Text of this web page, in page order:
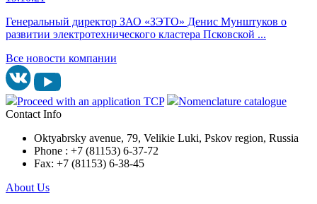
Генеральный директор ЗАО «ЗЭТО» Денис Мунштуков о
развитии электротехнического кластера Псковской ...
Все новости компании
Proceed with an application TCP
Nomenclature catalogue
Contact Info
Oktyabrsky avenue, 79, Velikie Luki, Pskov region, Russia
Phone : +7 (81153) 6-37-72
Fax: +7 (81153) 6-38-45
About Us